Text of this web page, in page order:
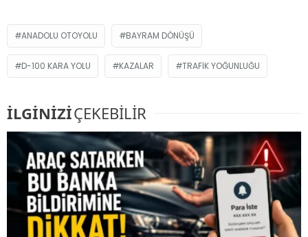
ANADOLU OTOYOLU BAYRAM DÖNÜŞÜ
D-100 KARA YOLU KAZALAR TRAFIK YOĞUNLUĞU
İLGİNİZİÇEKEBİLİR